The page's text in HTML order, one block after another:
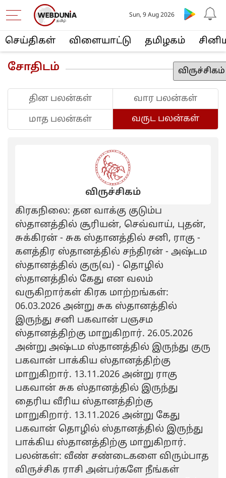
செய்திகள் விளையா‌ட்டு த‌மிழக‌ம்
Sun, 9 Aug 2026
சோதிடம்
தின பலன்கள்
வார பலன்கள்
மாத பலன்கள்
வருட பலன்கள்
விருச்சிகம்
கிரகநிலை: தன வாக்கு குடும்ப
ஸ்தானத்தில் சூரியன், செவ்வாய், புதன்,
சுக்கிரன் - சுக ஸ்தானத்தில் சனி, ராகு -
களத்திர ஸ்தானத்தில் சந்திரன் - அஷ்டம
ஸ்தானத்தில் குரு(வ) - தொழில்
ஸ்தானத்தில் கேது என வலம்
வருகிறார்கள் கிரக மாற்றங்கள்:
06.03.2026 அன்று சுக ஸ்தானத்தில்
இருந்து சனி பகவான் பஞசம
ஸ்தானத்திற்கு மாறுகிறார். 26.05.2026
அன்று அஷ்டம ஸ்தானத்தில் இருந்து குரு
பகவான் பாக்கிய ஸ்தானத்திற்கு
மாறுகிறார். 13.11.2026 அன்று ராகு
பகவான் சுக ஸ்தானத்தில் இருந்து
தைரிய வீரிய ஸ்தானத்திற்கு
மாறுகிறார். 13.11.2026 அன்று கேது
பகவான் தொழில் ஸ்தானத்தில் இருந்து
பாக்கிய ஸ்தானத்திற்கு மாறுகிறார்.
பலன்கள்: வீண் சண்டைகளை விரும்பாத
விருச்சிக ராசி அன்பர்களே நீங்கள்